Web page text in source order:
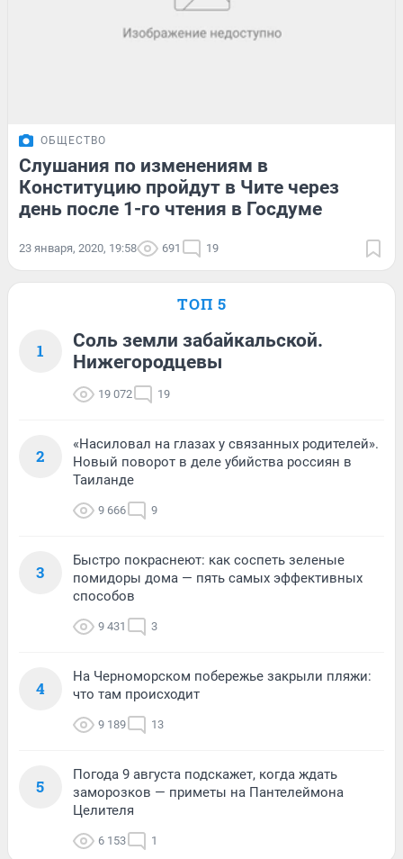
ОБЩЕСТВО
Слушания по изменениям в
Конституцию пройдут в Чите через
день после 1-го чтения в Госдуме
23 января, 2020, 19:58 691 19
ТОП 5
1
Соль земли забайкальской.
Нижегородцевы
19 072 19
2
«Насиловал на глазах у связанных родителей».
Новый поворот в деле убийства россиян в
Таиланде
9 666 9
3
Быстро покраснеют: как соспеть зеленые
помидоры дома — пять самых эффективных
способов
9 431 3
4
На Черноморском побережье закрыли пляжи:
что там происходит
9 189 13
5
Погода 9 августа подскажет, когда ждать
заморозков — приметы на Пантелеймона
Целителя
6 153 1